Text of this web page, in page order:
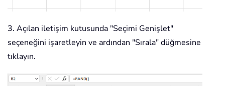
3. Açılan iletişim kutusunda "Seçimi Genişlet"
seçeneğini işaretleyin ve ardından "Sırala" düğmesine
tıklayın.